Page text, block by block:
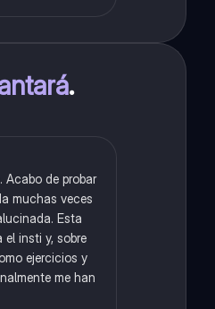
.
Acabo de probar
muchas veces
Esta
el insti y, sobre
ejercicios y
me han